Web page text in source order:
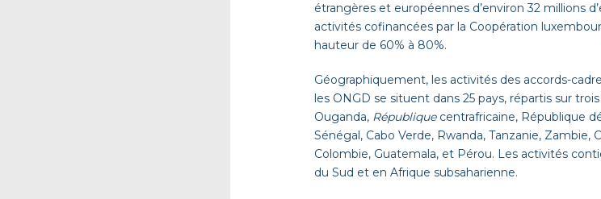
étrangères et européennes d’environ 32 millions
activités cofinancées par la Coopération
hauteur de 60% à 80%.
Géographiquement, les activités des accords-
les ONGD se situent dans 25 pays, répartis sur
Ouganda, République centrafricaine, République
Sénégal, Cabo Verde, Rwanda, Tanzanie,
Colombie, Guatemala, et Pérou. Les activités
du Sud et en Afrique subsaharienne.